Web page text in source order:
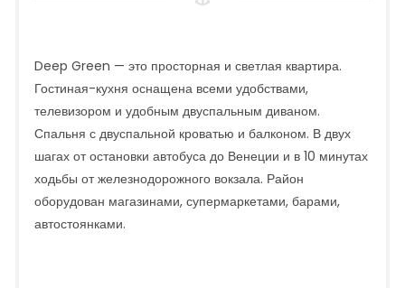
Deep Green — это просторная и светлая квартира.
Гостиная-кухня оснащена всеми удобствами,
телевизором и удобным двуспальным диваном.
Спальня с двуспальной кроватью и балконом. В двух
шагах от остановки автобуса до Венеции и в 10 минутах
ходьбы от железнодорожного вокзала. Район
оборудован магазинами, супермаркетами, барами,
автостоянками.